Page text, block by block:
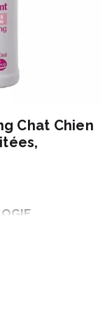
Chat Chien